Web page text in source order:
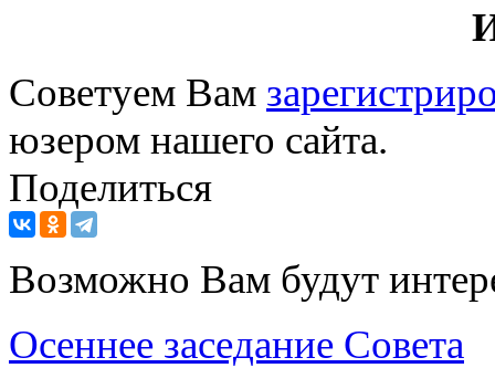
Советуем Вам
юзером нашего сайта.
Поделиться
Возможно Вам будут
Осеннее заседание Совета